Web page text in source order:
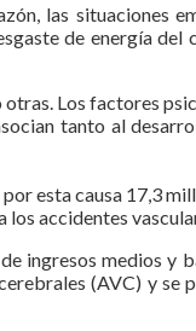
las situaciones
de energía
Los factores
tanto al
esta causa 17,3
los accidentes
ingresos medios y
(AVC) y se